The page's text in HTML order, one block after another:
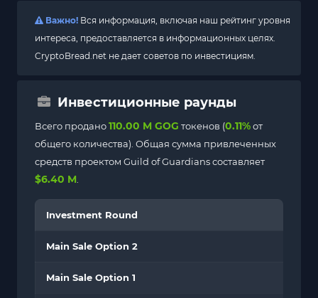
Важно! Вся информация, включая наш рейтинг уровня
интереса, предоставляется в информационных целях.
CryptoBread.net не дает советов по инвестициям.
Инвестиционные раунды
Всего продано110.00 M GOG токенов (0.11%от
общего количества). Общая сумма привлеченных
средств проектом Guild of Guardians составляет
$6.40 M
Investment Round
Main Sale Option 2
Main Sale Option 1